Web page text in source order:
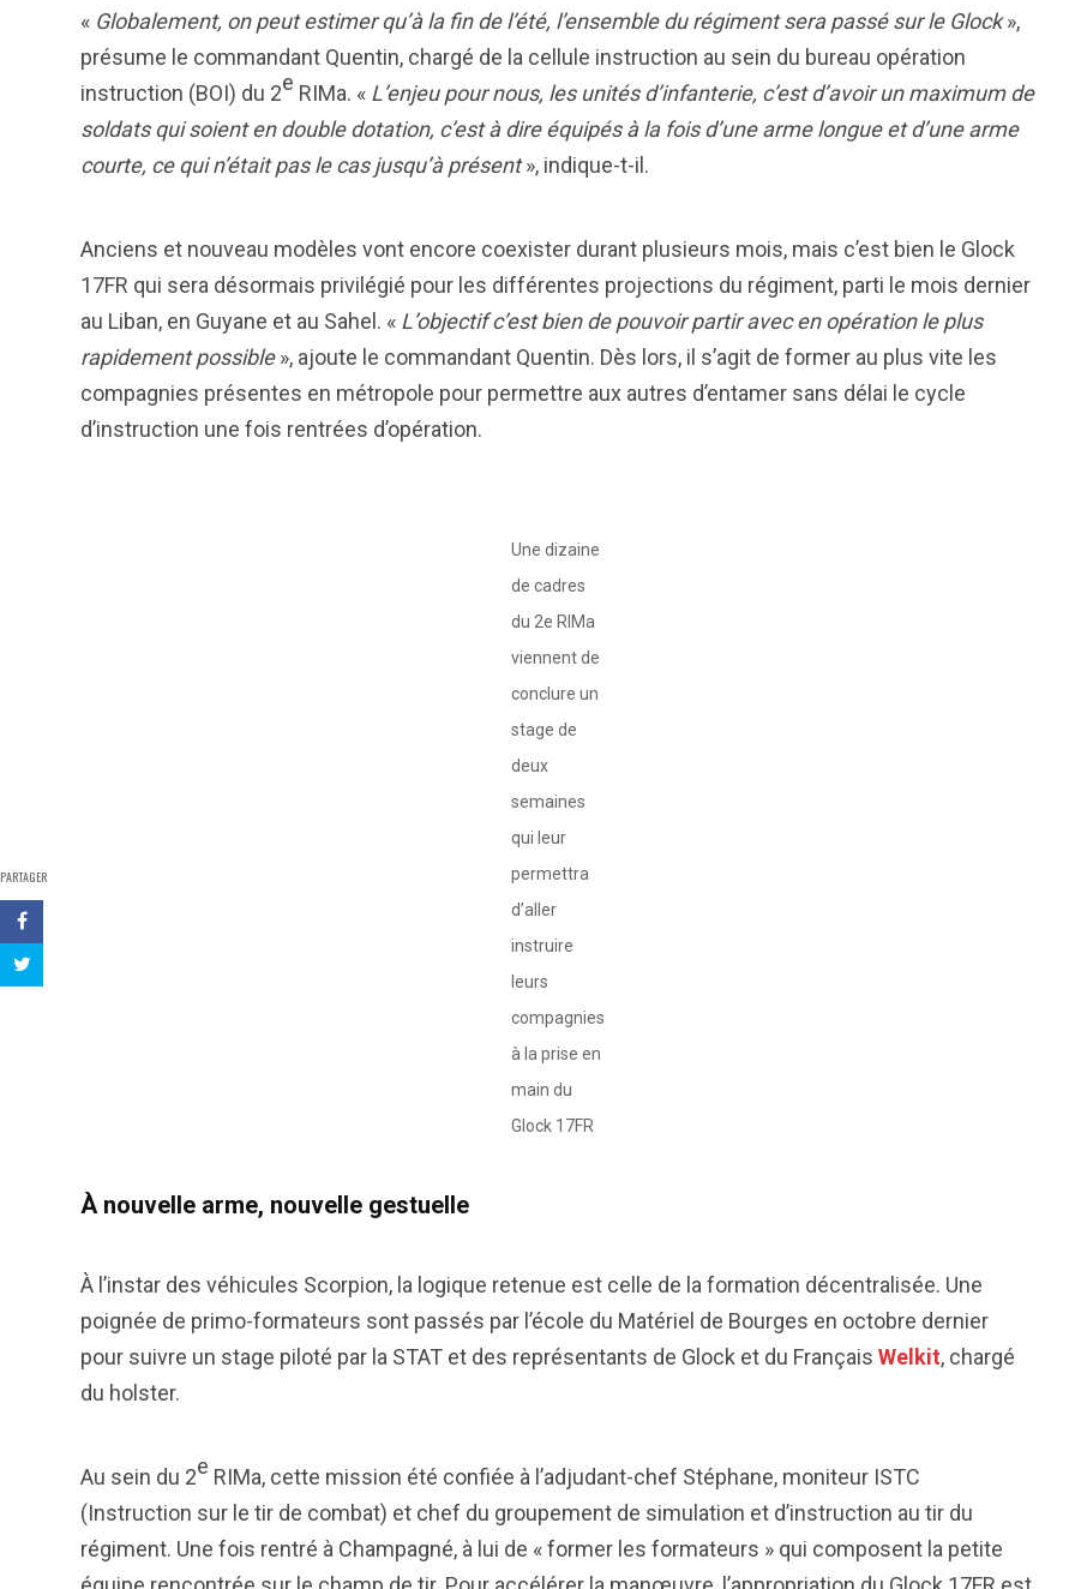
PARTAGER
« Globalement, on peut estimer qu’à la fin de l’été, l’ensemble du régiment sera passé sur le Glock»,
présume le commandant Quentin, chargé de la cellule instruction au sein du bureau opération
instruction (BOI) du 2e RIMa. « L’enjeu pour nous, les unités d’infanterie, c’est d’avoir un maximum de
soldats qui soient en double dotation, c’est à dire équipés à la fois d’une arme longue et d’une arme
courte, ce qui n’était pas le cas jusqu’à présent», indique-t-il.
Anciens et nouveau modèles vont encore coexister durant plusieurs mois, mais c’est bien le Glock
17FR qui sera désormais privilégié pour les différentes projections du régiment, parti le mois dernier
au Liban, en Guyane et au Sahel. « L’objectif c’est bien de pouvoir partir avec en opération le plus
rapidement possible», ajoute le commandant Quentin. Dès lors, il s’agit de former au plus vite les
compagnies présentes en métropole pour permettre aux autres d’entamer sans délai le cycle
d’instruction une fois rentrées d’opération.
Une dizaine
de cadres
du 2e RIMa
viennent de
conclure un
stage de
deux
semaines
qui leur
permettra
d’aller
instruire
leurs
compagnies
à la prise en
main du
Glock 17FR
À nouvelle arme, nouvelle gestuelle
À l’instar des véhicules Scorpion, la logique retenue est celle de la formation décentralisée. Une
poignée de primo-formateurs sont passés par l’école du Matériel de Bourges en octobre dernier
pour suivre un stage piloté par la STAT et des représentants de Glock et du Français Welkit, chargé
du holster.
Au sein du 2e RIMa, cette mission été confiée à l’adjudant-chef Stéphane, moniteur ISTC
(Instruction sur le tir de combat) et chef du groupement de simulation et d’instruction au tir du
régiment. Une fois rentré à Champagné, à lui de « former les formateurs » qui composent la petite